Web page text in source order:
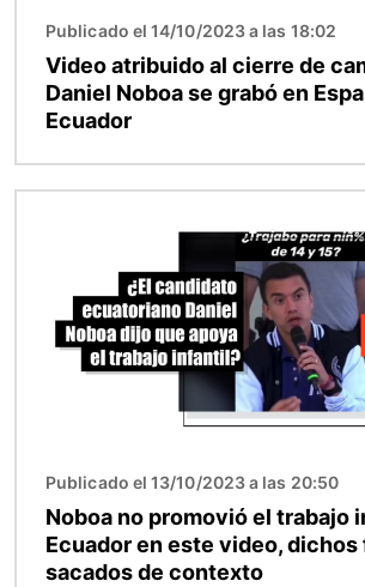
Publicado el 14/10/2023 a las 18:02
Video atribuido al cierre de
Daniel Noboa se grabó en
Ecuador
Publicado el 13/10/2023 a las 20:50
Noboa no promovió el trabajo
Ecuador en este video,
sacados de contexto